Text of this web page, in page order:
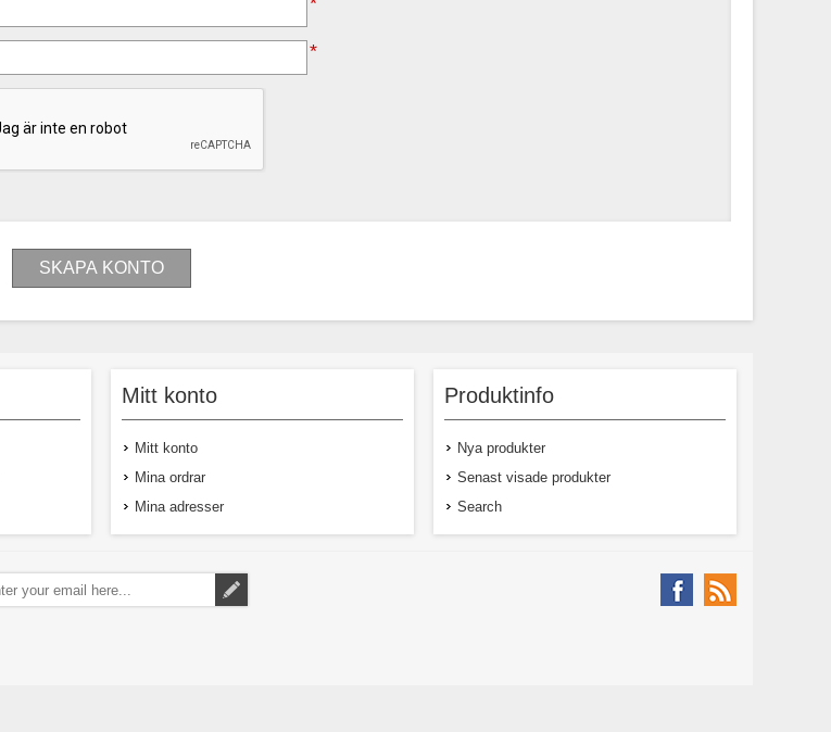
*
Mitt konto
Mitt konto
Mina ordrar
Mina adresser
Produktinfo
Nya produkter
Senast visade produkter
Search